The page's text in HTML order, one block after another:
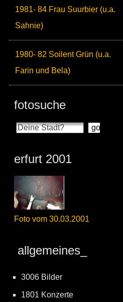
1981- 84 Frau Suurbier (u.a.
Sahnie)
1980- 82 Soilent Grün (u.a.
Farin und Bela)
fotosuche
erfurt 2001
Foto vom 30.03.2001
allgemeines_
3006 Bilder
1801 Konzerte